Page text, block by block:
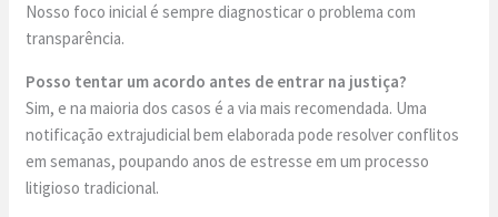
Nosso foco inicial é sempre diagnosticar o problema com
transparência.
Posso tentar um acordo antes de entrar na justiça?
Sim, e na maioria dos casos é a via mais recomendada. Uma
notificação extrajudicial bem elaborada pode resolver conflitos
em semanas, poupando anos de estresse em um processo
litigioso tradicional.